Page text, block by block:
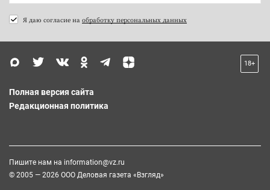
Я даю согласие на обработку персональных данных
18+
Полная версия сайта
Редакционная политика
Пишите нам на information@vz.ru
© 2005 — 2026 ООО Деловая газета «Взгляд»